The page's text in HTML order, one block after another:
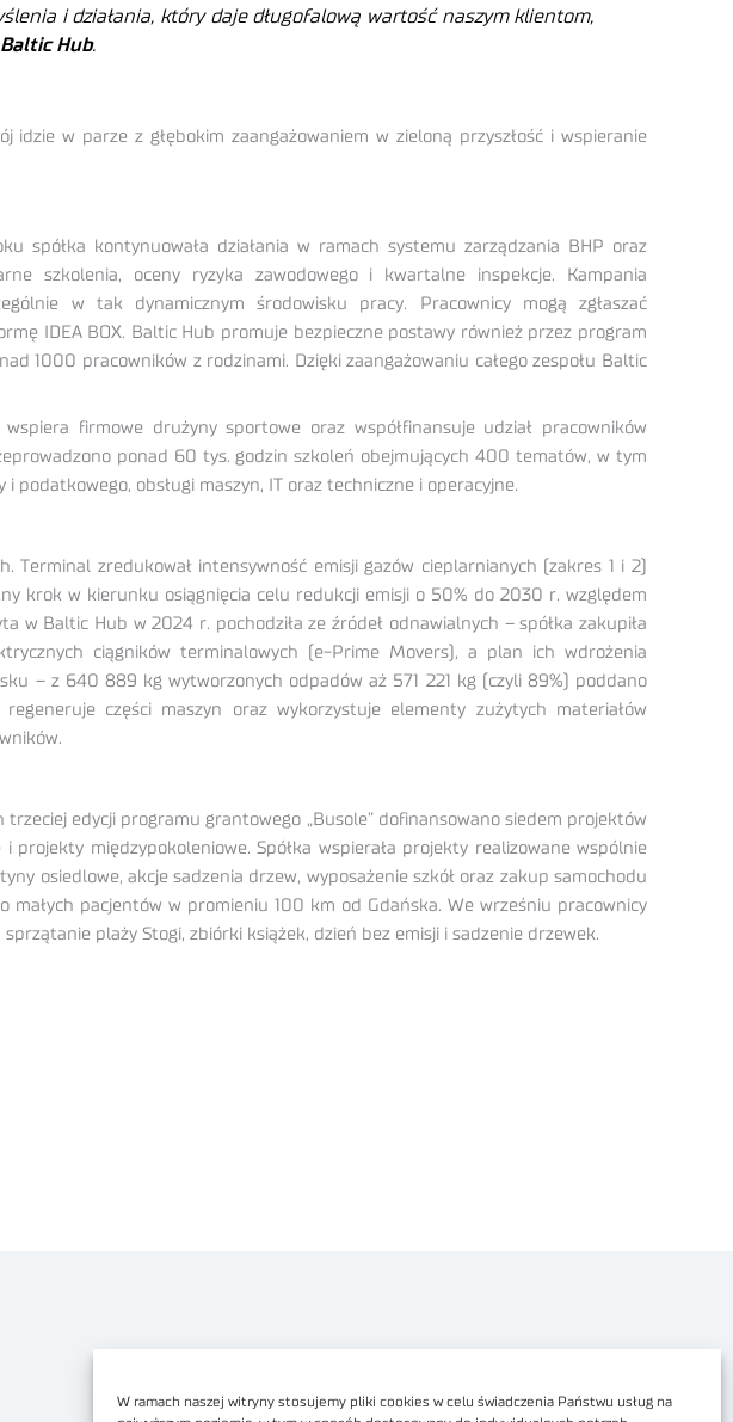
W ramach naszej witryny stosujemy pliki cookies w celu świadczenia Państwu usług na
i działania, który daje długofalową wartość naszym klientom,
Hub.
w parze z głębokim zaangażowaniem w zieloną przyszłość i wspieranie
spółka kontynuowała działania w ramach systemu zarządzania BHP oraz
szkolenia, oceny ryzyka zawodowego i kwartalne inspekcje. Kampania
w tak dynamicznym środowisku pracy. Pracownicy mogą zgłaszać
IDEA BOX. Baltic Hub promuje bezpieczne postawy również przez program
1000 pracowników z rodzinami. Dzięki zaangażowaniu całego zespołu Baltic
firmowe drużyny sportowe oraz współfinansuje udział pracowników
ponad 60 tys. godzin szkoleń obejmujących 400 tematów, w tym
podatkowego, obsługi maszyn, IT oraz techniczne i operacyjne.
zredukował intensywność emisji gazów cieplarnianych (zakres 1 i 2)
krok w kierunku osiągnięcia celu redukcji emisji o 50% do 2030 r. względem
Baltic Hub w 2024 r. pochodziła ze źródeł odnawialnych – spółka zakupiła
ciągników terminalowych (e-Prime Movers), a plan ich wdrożenia
– z 640 889 kg wytworzonych odpadów aż 571 221 kg (czyli 89%) poddano
części maszyn oraz wykorzystuje elementy zużytych materiałów
edycji programu grantowego „Busole” dofinansowano siedem projektów
projekty międzypokoleniowe. Spółka wspierała projekty realizowane wspólnie
osiedlowe, akcje sadzenia drzew, wyposażenie szkół oraz zakup samochodu
pacjentów w promieniu 100 km od Gdańska. We wrześniu pracownicy
plaży Stogi, zbiórki książek, dzień bez emisji i sadzenie drzewek.
Dostępność cyfrowa